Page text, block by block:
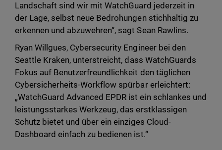
Landschaft sind wir mit WatchGuard jederzeit in
der Lage, selbst neue Bedrohungen stichhaltig zu
erkennen und abzuwehren“, sagt Sean Rawlins.
Ryan Willgues, Cybersecurity Engineer bei den
Seattle Kraken, unterstreicht, dass WatchGuards
Fokus auf Benutzerfreundlichkeit den täglichen
Cybersicherheits-Workflow spürbar erleichtert:
„WatchGuard Advanced EPDR ist ein schlankes und
leistungsstarkes Werkzeug, das erstklassigen
Schutz bietet und über ein einziges Cloud-
Dashboard einfach zu bedienen ist.“